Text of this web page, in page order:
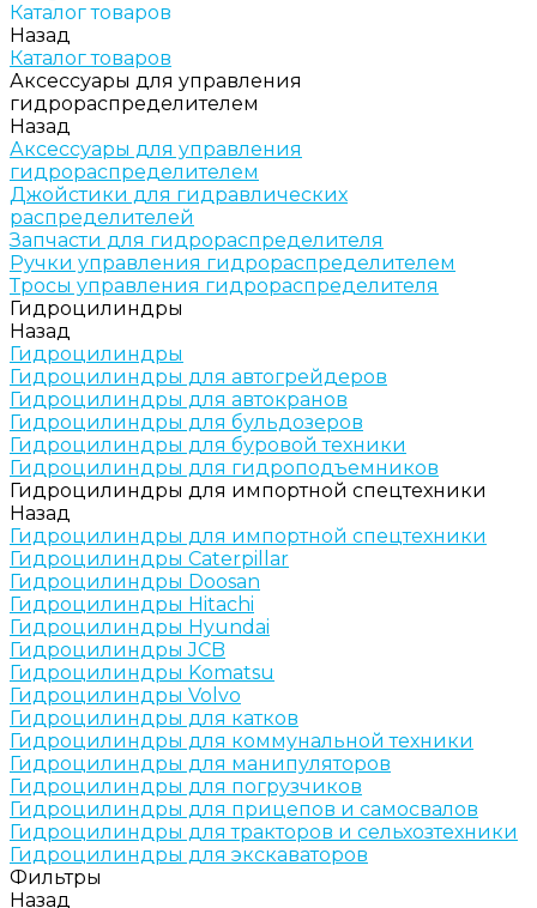
Каталог товаров
Назад
Каталог товаров
Аксессуары для управления
гидрораспределителем
Назад
Аксессуары для управления
гидрораспределителем
Джойстики для гидравлических
распределителей
Запчасти для гидрораспределителя
Ручки управления гидрораспределителем
Тросы управления гидрораспределителя
Гидроцилиндры
Назад
Гидроцилиндры
Гидроцилиндры для автогрейдеров
Гидроцилиндры для автокранов
Гидроцилиндры для бульдозеров
Гидроцилиндры для буровой техники
Гидроцилиндры для гидроподъемников
Гидроцилиндры для импортной спецтехники
Назад
Гидроцилиндры для импортной спецтехники
Гидроцилиндры Caterpillar
Гидроцилиндры Doosan
Гидроцилиндры Hitachi
Гидроцилиндры Hyundai
Гидроцилиндры JCB
Гидроцилиндры Komatsu
Гидроцилиндры Volvo
Гидроцилиндры для катков
Гидроцилиндры для коммунальной техники
Гидроцилиндры для манипуляторов
Гидроцилиндры для погрузчиков
Гидроцилиндры для прицепов и самосвалов
Гидроцилиндры для тракторов и сельхозтехники
Гидроцилиндры для экскаваторов
Фильтры
Назад